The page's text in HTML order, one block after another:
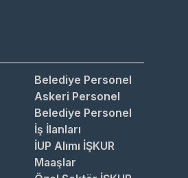
Belediye Personel
Askeri Personel
Belediye Personel
İş İlanları
İUP Alımı İŞKUR
Maaşlar